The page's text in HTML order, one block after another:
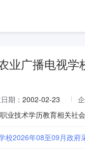
业广播电视学
期： 2002-02-23
业技术学历教育相关社
校2026年08至09月政府